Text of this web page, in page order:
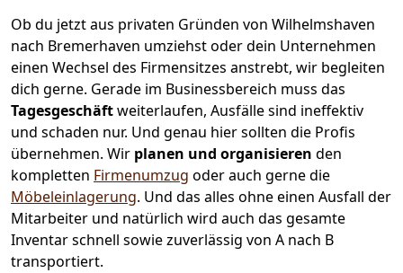
Ob du jetzt aus privaten Gründen von Wilhelmshaven
nach Bremer­haven umziehst oder dein Unternehmen
einen Wechsel des Firmensitzes anstrebt, wir begleiten
dich gerne. Gerade im Businessbereich muss das
Tagesgeschäftweiterlaufen, Ausfälle sind ineffektiv
und schaden nur. Und genau hier sollten die Profis
übernehmen. Wir planen und organisieren den
kompletten Firmenumzug oder auch gerne die
Möbeleinlagerung. Und das alles ohne einen Ausfall der
Mitarbeiter und natürlich wird auch das gesamte
Inventar schnell sowie zuverlässig von A nach B
transportiert.